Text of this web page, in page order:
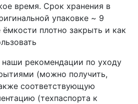
время. Срок хранения в
упаковке ~ 9
плотно закрыть и как
наши рекомендации по уходу
(можно получить,
соответствующую
(техпаспорта к